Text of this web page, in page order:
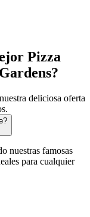
Pizza
deliciosa oferta
nuestras famosas
para cualquier